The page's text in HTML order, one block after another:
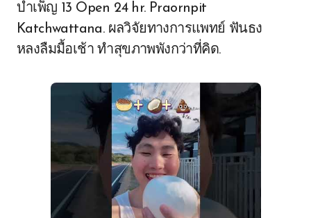
บำเพ็ญ 13 Open 24 hr. Praornpit
Katchwattana. ผลวิจัยทางการแพทย์ ฟันธง
หลงลืมมื้อเช้า ทำสุขภาพพังกว่าที่คิด.